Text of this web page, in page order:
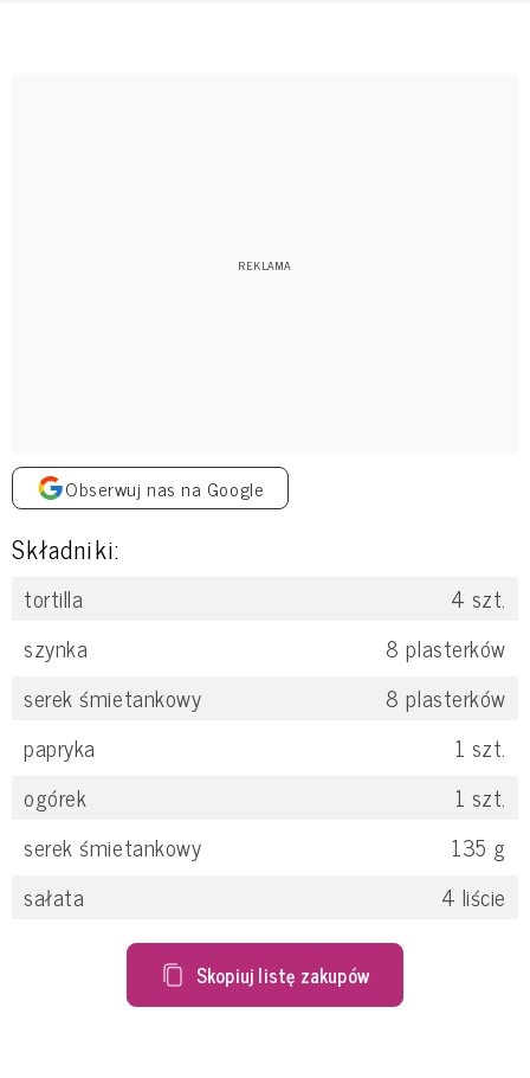
Obserwuj nas na Google
Składniki:
tortilla 4 szt.
szynka
8 plasterków
serek śmietankowy
8 plasterków
papryka
1 szt.
ogórek
1 szt.
serek śmietankowy
135 g
sałata
4 liście
Skopiuj listę zakupów